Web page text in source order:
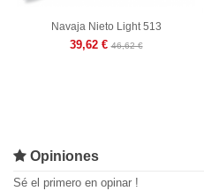
Navaja Nieto Light 513
39,62 € 46,62 €
Opiniones
Sé el primero en opinar !